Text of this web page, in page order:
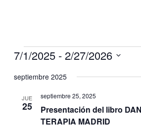
Eventos
7/1/2025 - 2/27/2026
la
septiembre 2025
JUE
25
Presentación del libro
TERAPIA MADRID
septiembre 25, 2025